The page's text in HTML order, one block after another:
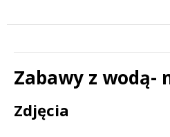
Zabawy z wodą-
Treść
Zdjęcia